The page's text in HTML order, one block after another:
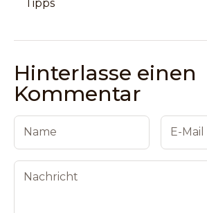
Tipps
Hinterlasse einen
Kommentar